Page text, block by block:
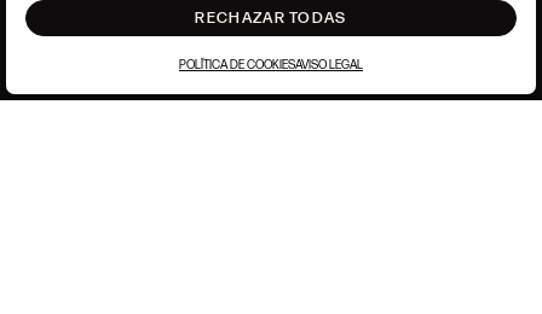
RECHAZAR TODAS
POLÍTICA DE COOKIESAVISO LEGAL